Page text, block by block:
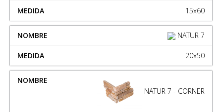
15x60
NATUR 7
20x50
NATUR 7 - CORNER